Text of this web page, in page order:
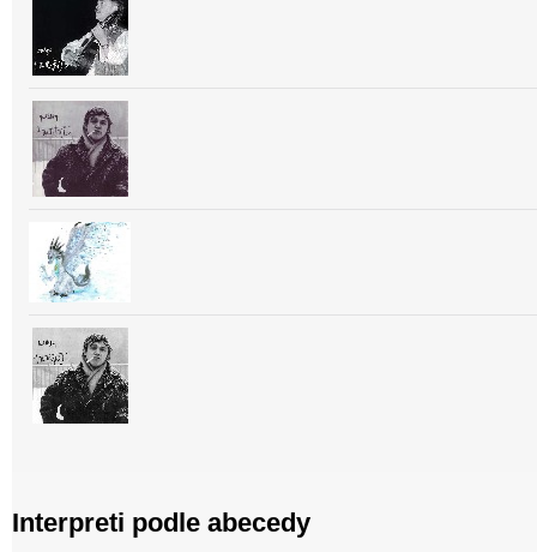
Interpreti podle abecedy